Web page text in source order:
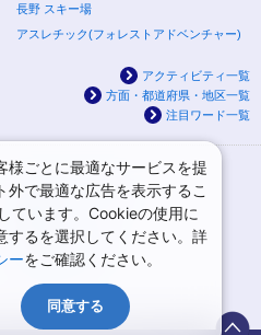
長野 スキー場
アスレチック(フォレストアドベンチャー)
アクティビティ一覧
方面・都道府県・地区一覧
注目ワード一覧
プライバシーポリシー
規約集
ニュースリリース
サイトマップ
様ごとに最適なサービスを提
で最適な広告を表示するこ
ています。Cookieの使用に
するを選択してください。詳
ーをご確認ください。
同意する